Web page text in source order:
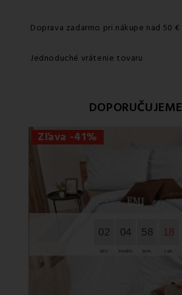
Doprava zadarmo pri nákupe nad 50 €
Jednoduché vrátenie tovaru
DOPORUČUJEME
Zľava -41%
02
dní
04
hodín
58
min.
18
sek.